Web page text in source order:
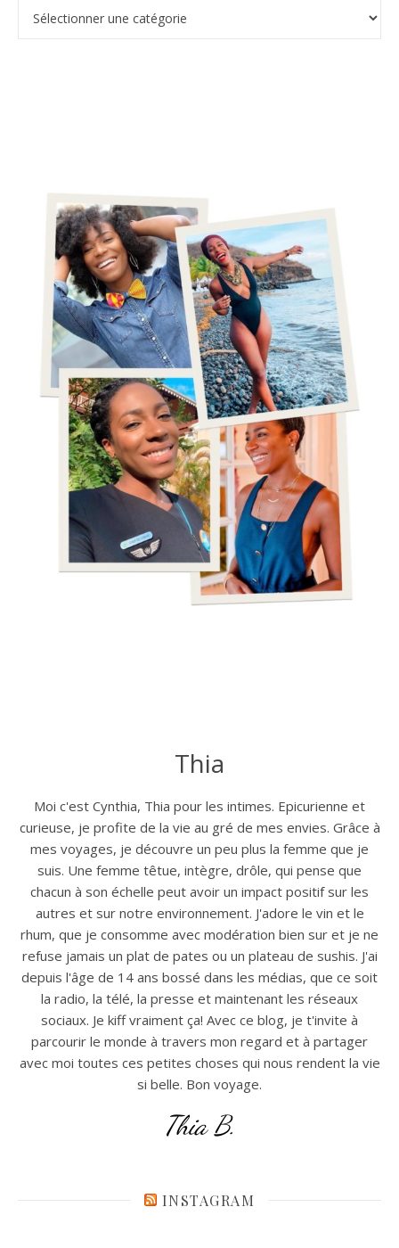
Thia
Moi c'est Cynthia, Thia pour les intimes. Epicurienne et
curieuse, je profite de la vie au gré de mes envies. Grâce à
mes voyages, je découvre un peu plus la femme que je
suis. Une femme têtue, intègre, drôle, qui pense que
chacun à son échelle peut avoir un impact positif sur les
autres et sur notre environnement. J'adore le vin et le
rhum, que je consomme avec modération bien sur et je ne
refuse jamais un plat de pates ou un plateau de sushis. J'ai
depuis l'âge de 14 ans bossé dans les médias, que ce soit
la radio, la télé, la presse et maintenant les réseaux
sociaux. Je kiff vraiment ça! Avec ce blog, je t'invite à
parcourir le monde à travers mon regard et à partager
avec moi toutes ces petites choses qui nous rendent la vie
si belle. Bon voyage.
Thia B.
INSTAGRAM